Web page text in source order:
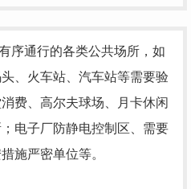
序通行的各类公共场所，如
、火车站、汽车站等需要验
费、高尔夫球场、月卡休闲
电子厂防静电控制区、需要
施严密单位等。